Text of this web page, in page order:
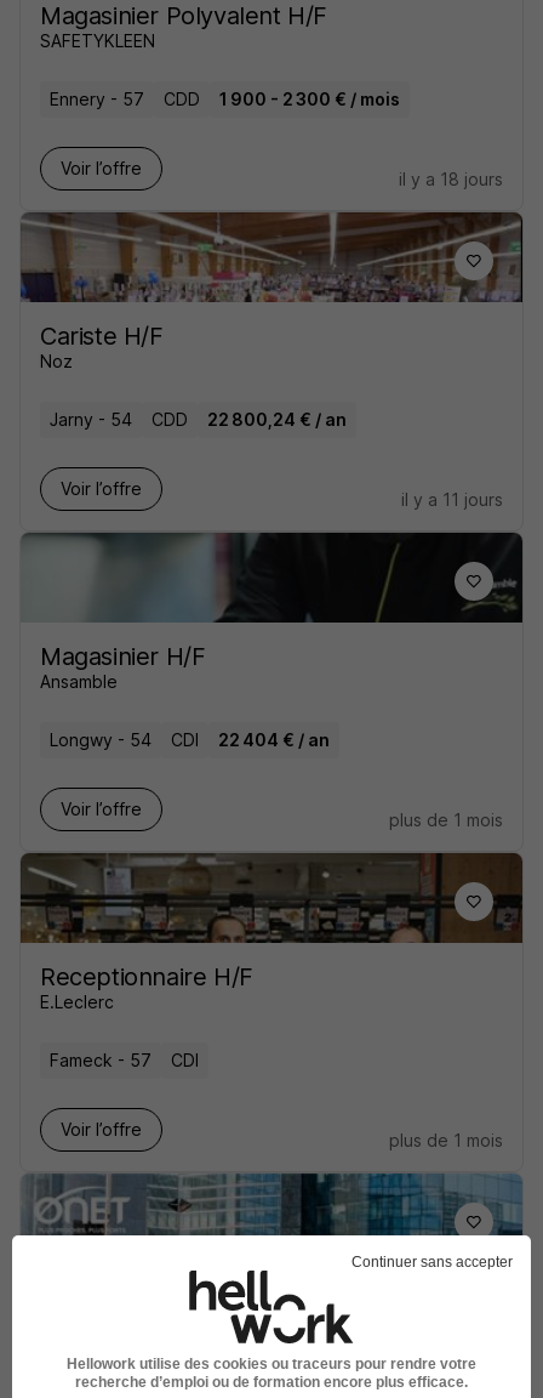
Magasinier Polyvalent H/F
SAFETYKLEEN
Ennery - 57 CDD 1 900 - 2 300 € / mois
Voir l’offre
il y a 18 jours
Cariste H/F
Noz
Jarny - 54 CDD 22 800,24 € / an
Voir l’offre
il y a 11 jours
Magasinier H/F
Ansamble
Longwy - 54 CDI 22 404 € / an
Voir l’offre
plus de 1 mois
Receptionnaire H/F
E.Leclerc
Fameck - 57 CDI
Voir l’offre
plus de 1 mois
Agent de Réception Logistique H/F
Cattenom - 57 CDI
Continuer sans accepter
Hellowork utilise des cookies ou traceurs pour rendre votre
recherche d’emploi ou de formation encore plus efficace.